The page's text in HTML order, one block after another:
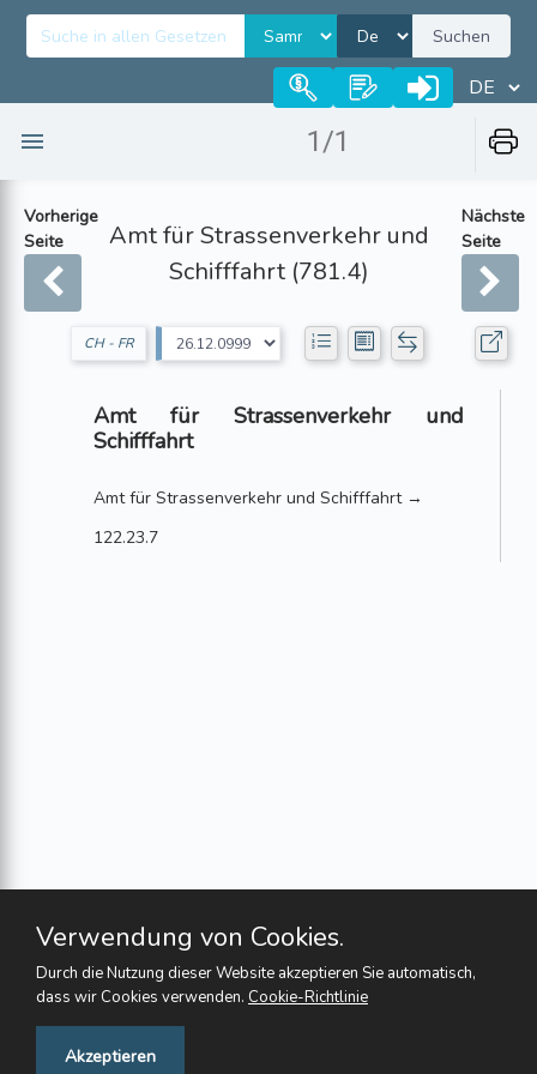
Suchen
1/1
Vorherige
Seite
Amt für Strassenverkehr und
Schifffahrt (781.4)
Nächste
Seite
CH - FR
Amt für Strassenverkehr und
Schifffahrt
Amt für Strassenverkehr und Schifffahrt →
122.23.7
Verwendung von Cookies.
Durch die Nutzung dieser Website akzeptieren Sie automatisch,
dass wir Cookies verwenden. Cookie-Richtlinie
Akzeptieren